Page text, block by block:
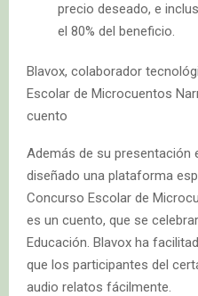
precio deseado, e
el 80% del beneficio.
Blavox, colaborador
Escolar de Microcuentos
cuento
Además de su presentación
diseñado una plataforma
Concurso Escolar de
es un cuento, que se
Educación. Blavox ha
que los participantes del
audio relatos fácilmente.